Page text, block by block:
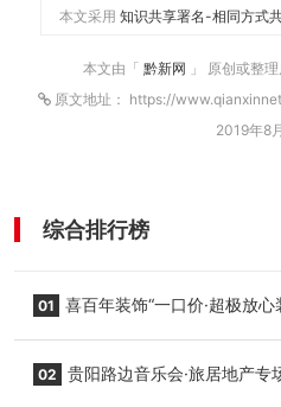
本文采用 知识共享署名-相同方式
本文由「 黔新网 」 原创或整
原文地址： https://
2019年8
综合排行榜
01 喜百年装饰“一口价·超极放
02 贵阳路边音乐会·旅居地产专